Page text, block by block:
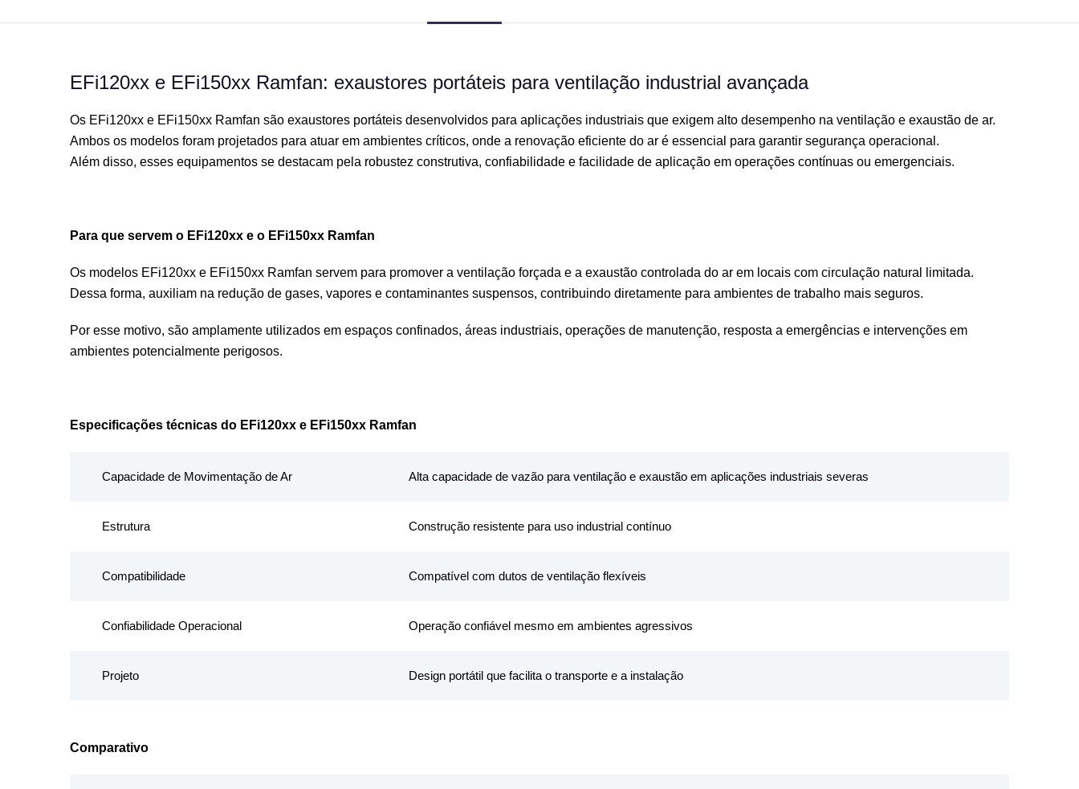
EFi120xx e EFi150xx Ramfan: exaustores portáteis para ventilação industrial avançada
Os EFi120xx e EFi150xx Ramfan são exaustores portáteis desenvolvidos para aplicações industriais que exigem alto desempenho na ventilação e exaustão de ar.
Ambos os modelos foram projetados para atuar em ambientes críticos, onde a renovação eficiente do ar é essencial para garantir segurança operacional.
Além disso, esses equipamentos se destacam pela robustez construtiva, confiabilidade e facilidade de aplicação em operações contínuas ou emergenciais.
Para que servem o EFi120xx e o EFi150xx Ramfan
Os modelos EFi120xx e EFi150xx Ramfan servem para promover a ventilação forçada e a exaustão controlada do ar em locais com circulação natural limitada.
Dessa forma, auxiliam na redução de gases, vapores e contaminantes suspensos, contribuindo diretamente para ambientes de trabalho mais seguros.
Por esse motivo, são amplamente utilizados em espaços confinados, áreas industriais, operações de manutenção, resposta a emergências e intervenções em
ambientes potencialmente perigosos.
Especificações técnicas do EFi120xx e EFi150xx Ramfan
Capacidade de Movimentação de Ar Alta capacidade de vazão para ventilação e exaustão em aplicações industriais severas
Estrutura Construção resistente para uso industrial contínuo
Compatibilidade Compatível com dutos de ventilação flexíveis
Confiabilidade Operacional Operação confiável mesmo em ambientes agressivos
Projeto Design portátil que facilita o transporte e a instalação
Comparativo